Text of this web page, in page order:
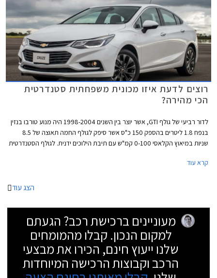
רוצים לדעת איזו מכונית משפחתית סטנדרטית
הכי מהירה?
לדור רביעי של גולף GTI, אשר יוצר בין השנים 1998-2004 היה מנוע טורבו בנזין
בנפח 1.8 ליטרים בהספק 150 כ"ס אשר סיפק לגולף החמה תאוצה של 8.5
שניות במיאוץ הקלאסי 0-100 קמ"ש עם תיבת הילוכים ידנית. לגולף הסטנדרטית
קרא עוד
הצג עוד
מעוניינים ברכישת רכב? הגעתם
למקום הנכון. קבלו מהמומחים
שלנו ייעוץ חינם, הכירו את מבצעי
הרכב וקבוצות הרכישה המיוחדות